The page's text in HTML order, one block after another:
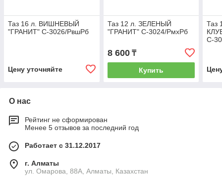
Таз 16 л. ВИШНЕВЫЙ
"ГРАНИТ" С-3026/РвшРб
Цену уточняйте
Таз 12 л. ЗЕЛЕНЫЙ
"ГРАНИТ" С-3024/РмхРб
8 600₸
Купить
Таз
С-
О нас
Рейтинг не сформирован
Менее 5 отзывов за последний год
Работает с 31.12.2017
г. Алматы
ул. Омарова, 88А, Алматы, Казахстан